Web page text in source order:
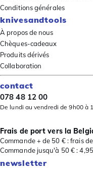
Conditions générales
knivesandtools
À propos de nous
Chèques-cadeaux
Produits dérivés
Collaboration
contact
078 48 12 00
De lundi au vendredi de 9h00 à
Frais de port vers la
Commande + de 50 € : frais
Commande jusqu'à 50 € :
newsletter